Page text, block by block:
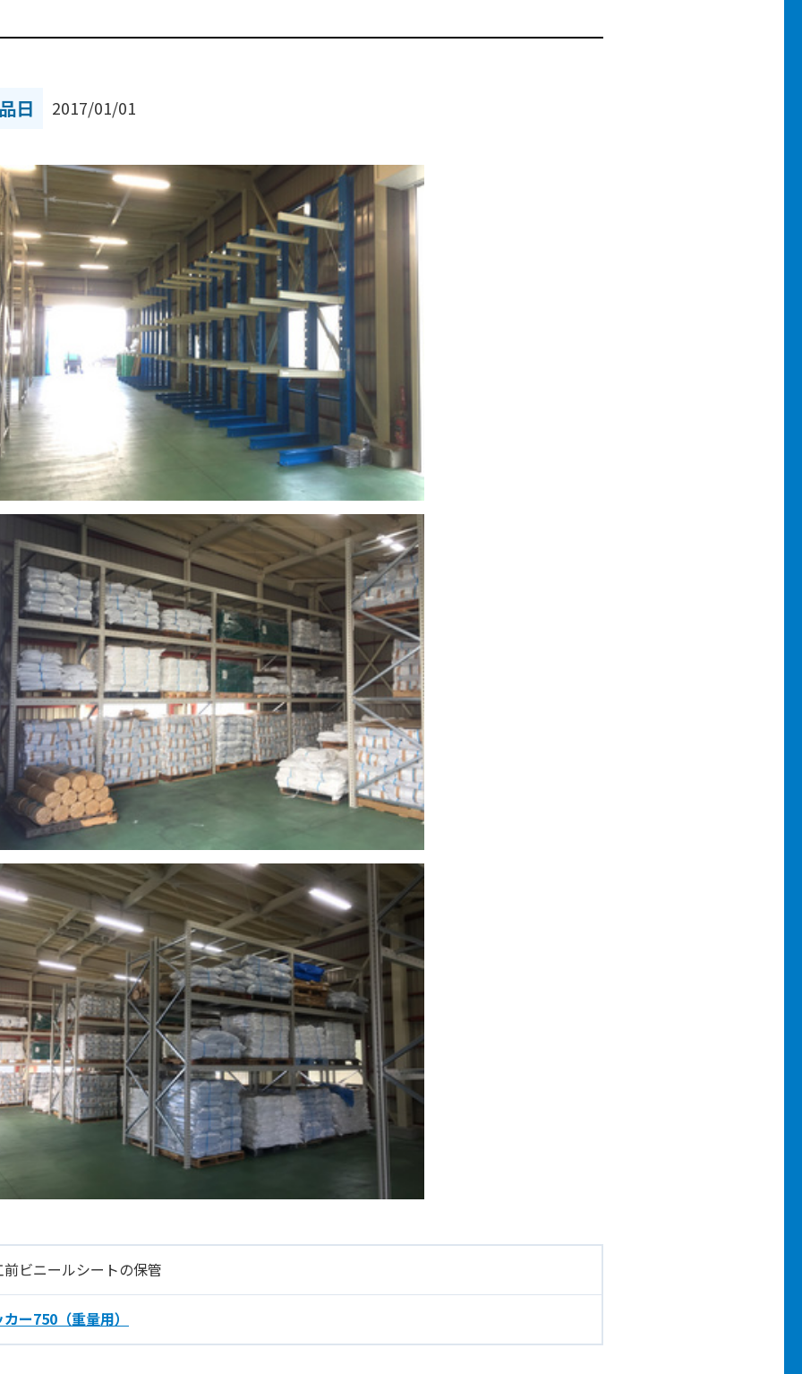
日 2017/01/01
前ビニールシートの保管
ー750（重量用）